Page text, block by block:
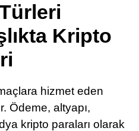
Youtube
TikTok
LinkedIn
Kripto
hizmet eden
Ödeme, altyapı,
kripto paraları olarak